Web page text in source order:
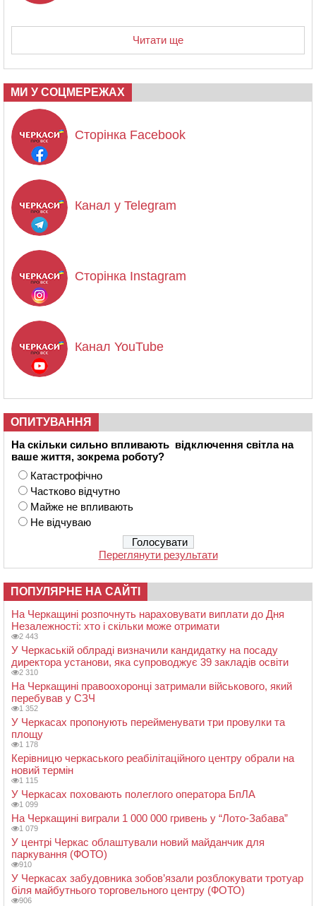
Читати ще
МИ У СОЦМЕРЕЖАХ
Сторінка Facebook
Канал у Telegram
Сторінка Instagram
Канал YouTube
ОПИТУВАННЯ
На скільки сильно впливають відключення світла на
ваше життя, зокрема роботу?
Катастрофічно
Частково відчутно
Майже не впливають
Не відчуваю
Переглянути результати
ПОПУЛЯРНЕ НА САЙТІ
На Черкащині розпочнуть нараховувати виплати до Дня
Незалежності: хто і скільки може отримати
2 443
У Черкаській облраді визначили кандидатку на посаду
директора установи, яка супроводжує 39 закладів освіти
2 310
На Черкащині правоохоронці затримали військового, який
перебував у СЗЧ
1 352
У Черкасах пропонують перейменувати три провулки та
площу
1 178
Керівницю черкаського реабілітаційного центру обрали на
новий термін
1 115
У Черкасах поховають полеглого оператора БпЛА
1 099
На Черкащині виграли 1 000 000 гривень у “Лото-Забава”
1 079
У центрі Черкас облаштували новий майданчик для
паркування (ФОТО)
910
У Черкасах забудовника зобов’язали розблокувати тротуар
біля майбутнього торговельного центру (ФОТО)
906